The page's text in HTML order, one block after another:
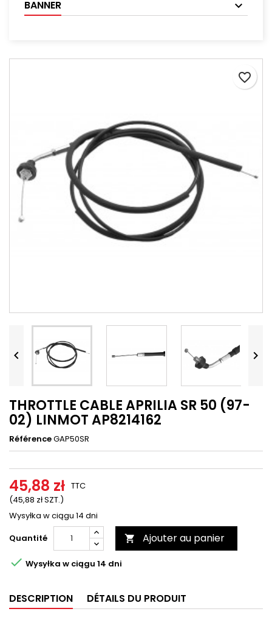
BANNER
favorite_border
 
 
THROTTLE CABLE APRILIA SR 50 (97-
02) LINMOT AP8214162
RéférenceGAP50SR
45,88 zł
(45,88 zł SZT.)
TTC
Wysyłka w ciągu 14 dni
Quantité
 Ajouter au panier
 Wysyłka w ciągu 14 dni
DESCRIPTION DÉTAILS DU PRODUIT